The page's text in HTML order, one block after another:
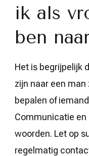
ik als
ben
Het is begrijpelijk
zijn naar een
bepalen of
Communicatie en
woorden. Let op
regelmatig